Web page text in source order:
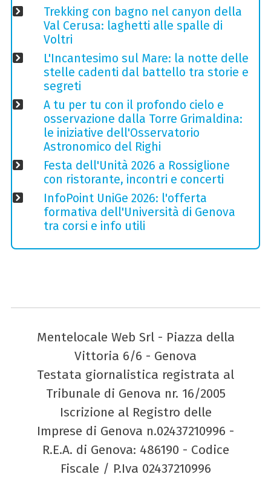
Trekking con bagno nel canyon della
Val Cerusa: laghetti alle spalle di
Voltri
L'Incantesimo sul Mare: la notte delle
stelle cadenti dal battello tra storie e
segreti
A tu per tu con il profondo cielo e
osservazione dalla Torre Grimaldina:
le iniziative dell'Osservatorio
Astronomico del Righi
Festa dell'Unità 2026 a Rossiglione
con ristorante, incontri e concerti
InfoPoint UniGe 2026: l'offerta
formativa dell'Università di Genova
tra corsi e info utili
Mentelocale Web Srl - Piazza della
Vittoria 6/6 - Genova
Testata giornalistica registrata al
Tribunale di Genova nr. 16/2005
Iscrizione al Registro delle
Imprese di Genova n.02437210996 -
R.E.A. di Genova: 486190 - Codice
Fiscale / P.Iva 02437210996